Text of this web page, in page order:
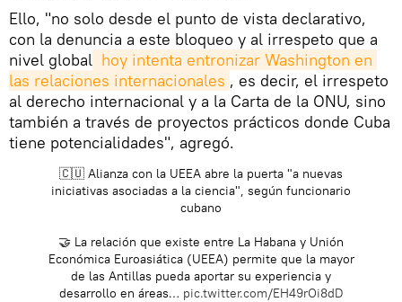
Ello, "no solo desde el punto de vista declarativo,
con la denuncia a este bloqueo y al irrespeto que a
nivel global hoy intenta entronizar Washington en
las relaciones internacionales , es decir, el irrespeto
al derecho internacional y a la Carta de la ONU, sino
también a través de proyectos prácticos donde Cuba
tiene potencialidades", agregó.
🇨🇺 Alianza con la UEEA abre la puerta "a nuevas
iniciativas asociadas a la ciencia", según funcionario
cubano
🤝 La relación que existe entre La Habana y Unión
Económica Euroasiática (UEEA) permite que la mayor
de las Antillas pueda aportar su experiencia y
desarrollo en áreas… pic.twitter.com/EH49rOi8dD